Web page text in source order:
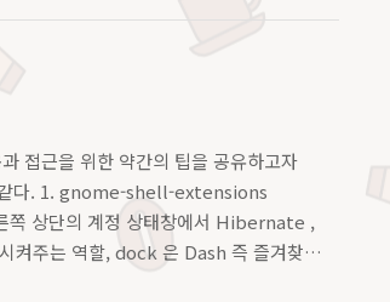
접근을 위한 약간의 팁을 공유하고자
다. 1. gnome-shell-extensions
상단의 계정 상태창에서 Hibernate ,
주는 역할, dock 은 Dash 즉 즐겨찾